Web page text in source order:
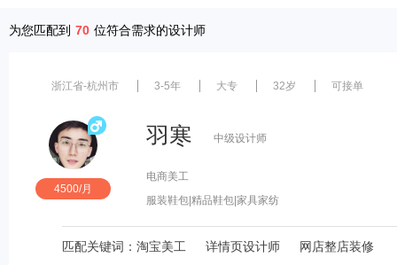
为您匹配到 70 位符合需求的设计师
浙江省-杭州市 3-5年 大专 32岁 可接单
4500/月
羽寒 中级设计师
电商美工
服装鞋包 |精品鞋包 |家具家纺
匹配关键词： 淘宝美工 详情页设计师 网店整店装修